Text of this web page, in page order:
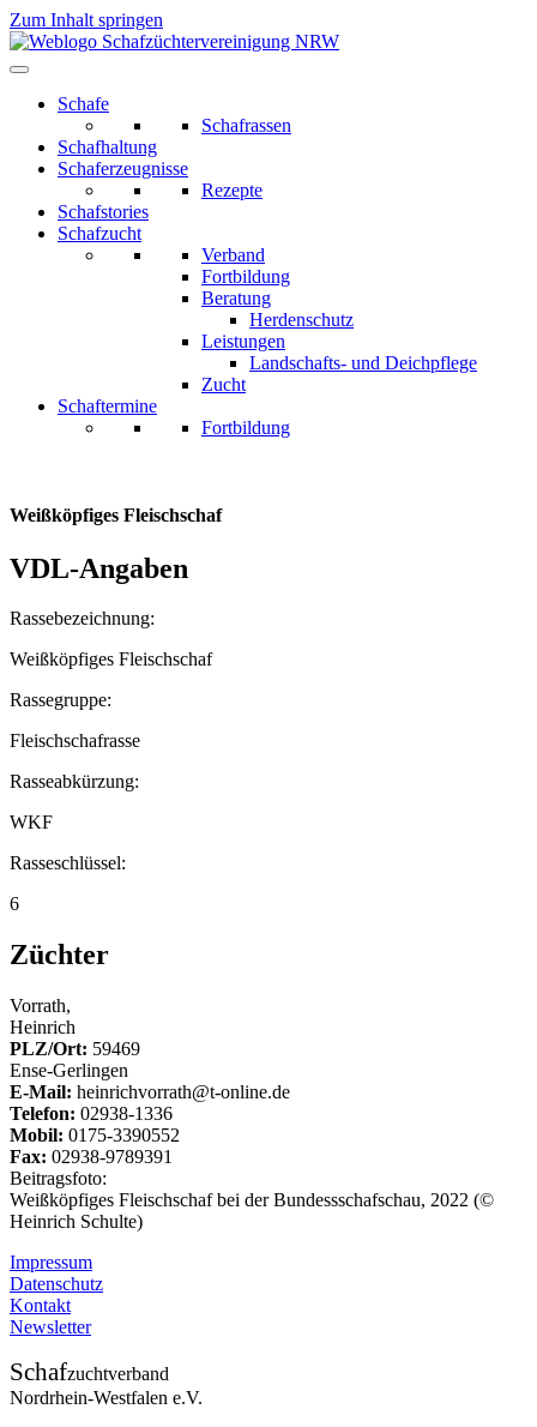
Zum Inhalt springen
Schafe
Schafrassen
Schafhaltung
Schaferzeugnisse
Rezepte
Schafstories
Schafzucht
Verband
Fortbildung
Beratung
Herdenschutz
Leistungen
Landschafts- und Deichpflege
Zucht
Schaftermine
Fortbildung
Weißköpfiges Fleischschaf
VDL-Angaben
Rassebezeichnung:
Weißköpfiges Fleischschaf
Rassegruppe:
Fleischschafrasse
Rasseabkürzung:
WKF
Rasseschlüssel:
6
Züchter
Vorrath,
Heinrich
PLZ/Ort: 59469
Ense-Gerlingen
E-Mail: heinrichvorrath@t-online.de
Telefon: 02938-1336
Mobil: 0175-3390552
Fax: 02938-9789391
Beitragsfoto:
Weißköpfiges Fleischschaf bei der Bundessschafschau, 2022 (©
Heinrich Schulte)
Impressum
Datenschutz
Kontakt
Newsletter
Schafzuchtverband
Nordrhein-Westfalen e.V.